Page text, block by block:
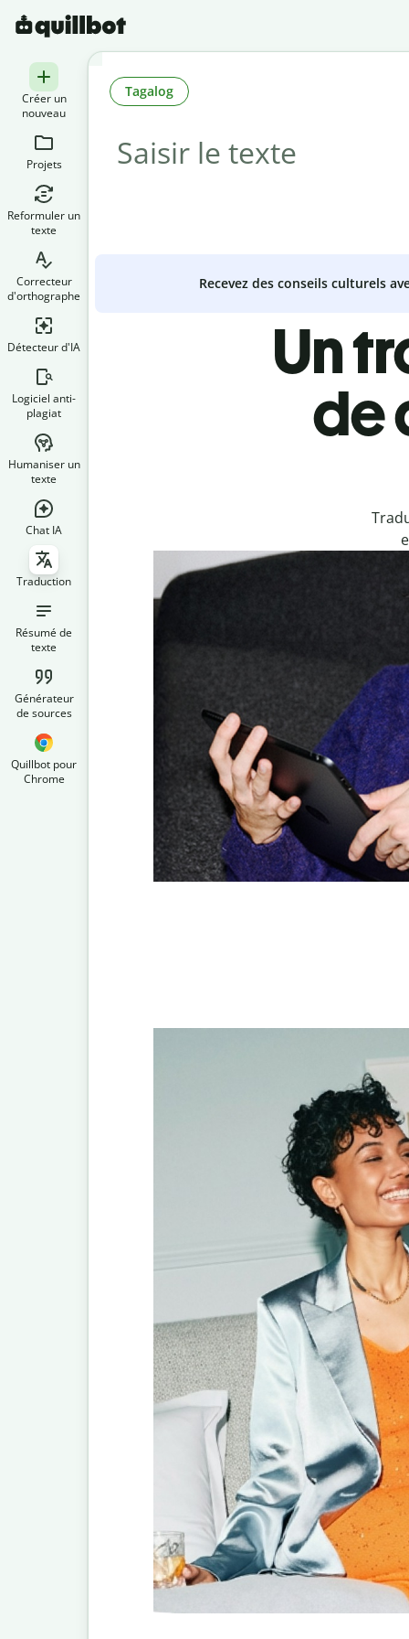
Créer un
nouveau
Projets
Reformuler un
texte
Correcteur
d'orthographe
Détecteur d'IA
Logiciel anti-
plagiat
Humaniser un
texte
Chat IA
Traduction
Résumé de
texte
Générateur
de sources
Quillbot pour
Chrome
Tagalog
Recevez des conseils culturels
Un
de